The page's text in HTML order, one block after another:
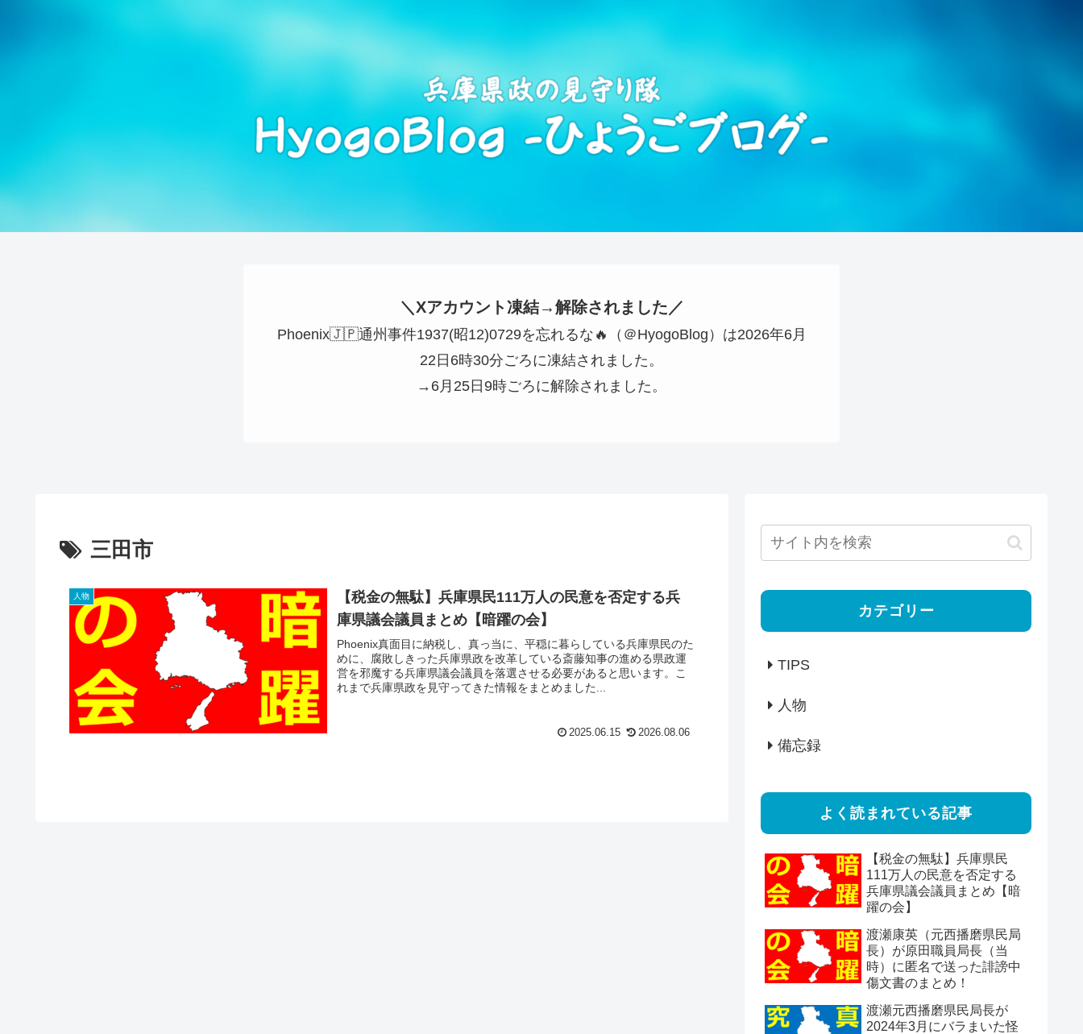
＼Xアカウント凍結→解除されました／
Phoenix🇯🇵通州事件1937(昭12)0729を忘れるな🔥（＠HyogoBlog）は2026年6月
22日6時30分ごろに凍結されました。
→6月25日9時ごろに解除されました。
三田市
人物
【税金の無駄】兵庫県民111万人の民意を否定する兵
庫県議会議員まとめ【暗躍の会】
Phoenix真面目に納税し、真っ当に、平穏に暮らしている兵庫県民のた
めに、腐敗しきった兵庫県政を改革している斎藤知事の進める県政運
営を邪魔する兵庫県議会議員を落選させる必要があると思います。こ
れまで兵庫県政を見守ってきた情報をまとめました...
2025.06.15 2026.08.06
カテゴリー
TIPS
人物
備忘録
よく読まれている記事
【税金の無駄】兵庫県民
111万人の民意を否定する
兵庫県議会議員まとめ【暗
躍の会】
渡瀬康英（元西播磨県民局
長）が原田職員局長（当
時）に匿名で送った誹謗中
傷文書のまとめ！
渡瀬元西播磨県民局長が
2024年3月にバラまいた怪